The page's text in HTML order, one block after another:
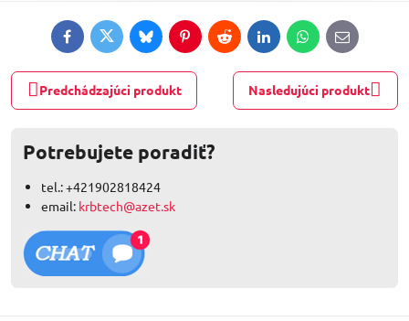
FacebookTwitterBlueskyPinterestRedditLinkedInWhatsApp
E-
mail
Predchádzajúci produkt Nasledujúci produkt
Potrebujete poradiť?
tel.: +421902818424
email: krbtech@azet.sk